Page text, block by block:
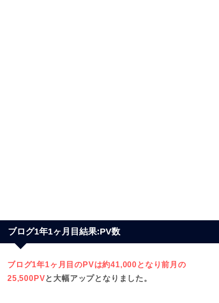
ブログ1年1ヶ月目結果:PV数
ブログ1年1ヶ月目のPVは約41,000となり前月の
25,500PVと大幅アップとなりました。